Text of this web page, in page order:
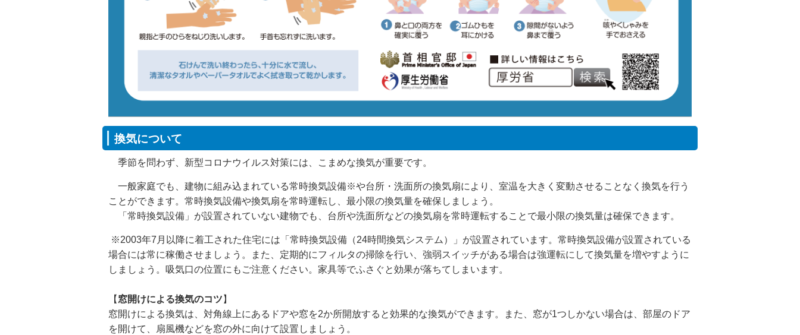
換気について
季節を問わず、新型コロナウイルス対策には、こまめな換気が重要です。
一般家庭でも、建物に組み込まれている常時換気設備※や台所・洗面所の換気扇により、室温を大きく変動させることなく換気を行う
ことができます。常時換気設備や換気扇を常時運転し、最小限の換気量を確保しましょう。
「常時換気設備」が設置されていない建物でも、台所や洗面所などの換気扇を常時運転することで最小限の換気量は確保できます。
※2003年7月以降に着工された住宅には「常時換気設備（24時間換気システム）」が設置されています。常時換気設備が設置されている
場合には常に稼働させましょう。また、定期的にフィルタの掃除を行い、強弱スイッチがある場合は強運転にして換気量を増やすように
しましょう。吸気口の位置にもご注意ください。家具等でふさぐと効果が落ちてしまいます。
【 窓開けによる換気のコツ 】
窓開けによる換気は、対角線上にあるドアや窓を2か所開放すると効果的な換気ができます。また、窓が1つしかない場合は、部屋のドア
を開けて、扇風機などを窓の外に向けて設置しましょう。